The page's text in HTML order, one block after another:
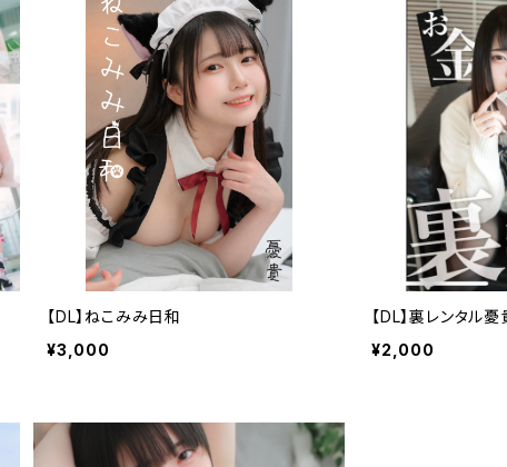
【DL】ねこみみ日和
¥3,000
【DL】裏レンタル
¥2,000